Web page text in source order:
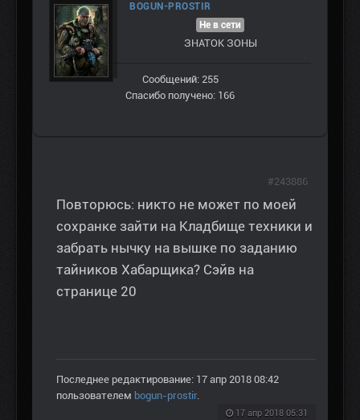
BOGUN-PROSTIR
Не в сети
ЗНАТОК ЗОНЫ
Сообщений: 255
Спасибо получено: 166
Повторюсь: никто не может по моей
сохранке зайти на Кладбище техники и
забрать нычку на вышке по заданию
тайников Хабарщика? Сэйв на
странице 20
Последнее редактирование: 17 апр 2018 08:42
пользователем bogun-prostir.
17 апр 2018 05:31
#243886